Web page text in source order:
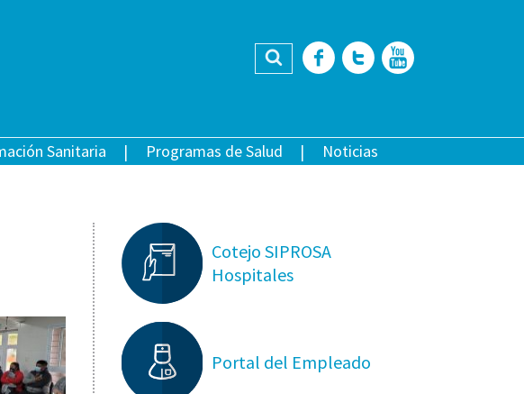
Buscar Facebook
Twitter
Sanitaria Programas de Salud Noticias
Cotejo SIPROSA
Hospitales
Portal del Empleado